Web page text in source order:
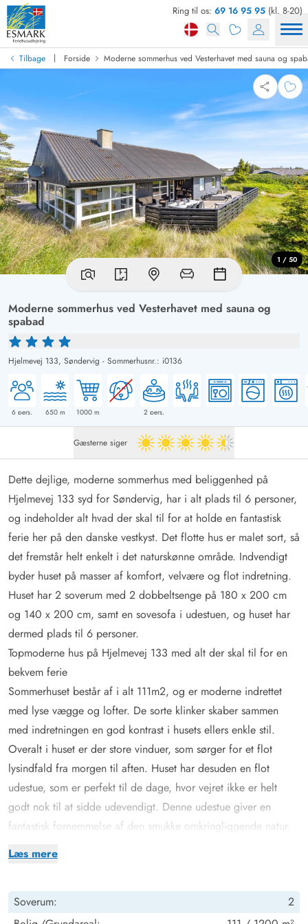
Ring til os: 69 16 95 95 (kl. 8-20)
Tilbage | Forside Moderne sommerhus ved Vesterhavet med sauna og
Moderne sommerhus ved Vesterhavet med sauna og
spabad
Hjelmevej 133, Søndervig - Sommerhusnr.: i0136
6 pers. 650m 1000 m 2 pers.
1 / 50
Gæsterne siger 4.5 ud af 5
Læs mere
Dette dejlige, moderne sommerhus med beliggenhed på
Hjelmevej 133 syd for Søndervig, har i alt plads til 6 personer,
og indeholder alt hvad der skal til for at holde en fantastisk
ferie her på den danske vestkyst. Det flotte hus er malet sort, så
det fremstår helt enkelt i det naturskønne område. Indvendigt
byder huset på masser af komfort, velvære og flot indretning.
Huset har 2 soverum med 2 dobbeltsenge på 180 x 200 cm
og 140 x 200 cm, samt en sovesofa i udestuen, og huset har
dermed plads til 6 personer.
Topmoderne hus på Hjelmevej 133 med alt der skal til for en
bekvem ferie
Sommerhuset består af i alt 111m2, og er moderne indrettet
med lyse vægge og lofter. De sorte klinker skaber sammen
med indretningen en god kontrast i husets ellers enkle stil.
Overalt i huset er der store vinduer, som sørger for et flot
lysindfald fra morgen til aften. Huset har desuden en flot
udestue, som er perfekt til de dage, hvor vejret ikke er helt
godt nok til at sidde udevendigt. Denne udestue giver en
fantastisk fornemmelse af den smukke omkringliggende natur.
Husets badeværelse er med både sauna og spa. Her kan du
krop og sjæl. Saunaen garanterer også, at I kan slappe helt af
Soverum:
2